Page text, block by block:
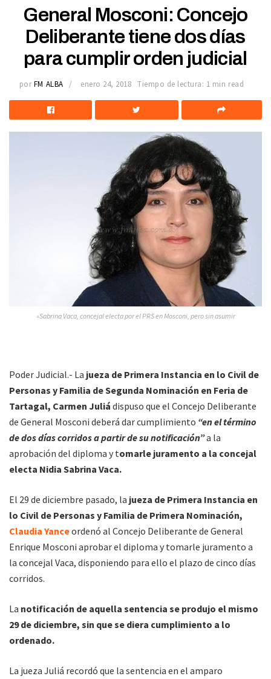
General Mosconi: Concejo
Deliberante tiene dos días
para cumplir orden judicial
por FM ALBA enero 24, 2018 Tiempo de lectura: 1 min read
»Sabrina Vaca, concejal electa por el PRS en Mosconi, pero sin asumir
Poder Judicial.- La jueza de Primera Instancia en lo Civil de
Personas y Familia de Segunda Nominación en Feria de
Tartagal, Carmen Juliá dispuso que el Concejo Deliberante
de General Mosconi deberá dar cumplimiento “en el término
de dos días corridos a partir de su notificación”a la
aprobación del diploma y tomarle juramento a la concejal
electa Nidia Sabrina Vaca.
El 29 de diciembre pasado, la jueza de Primera Instancia en
lo Civil de Personas y Familia de Primera Nominación,
Claudia Yanceordenó al Concejo Deliberante de General
Enrique Mosconi aprobar el diploma y tomarle juramento a
la concejal Vaca, disponiendo para ello el plazo de cinco días
corridos.
La notificación de aquella sentencia se produjo el mismo
29 de diciembre, sin que se diera cumplimiento a lo
ordenado.
La jueza Juliá recordó que la sentencia en el amparo